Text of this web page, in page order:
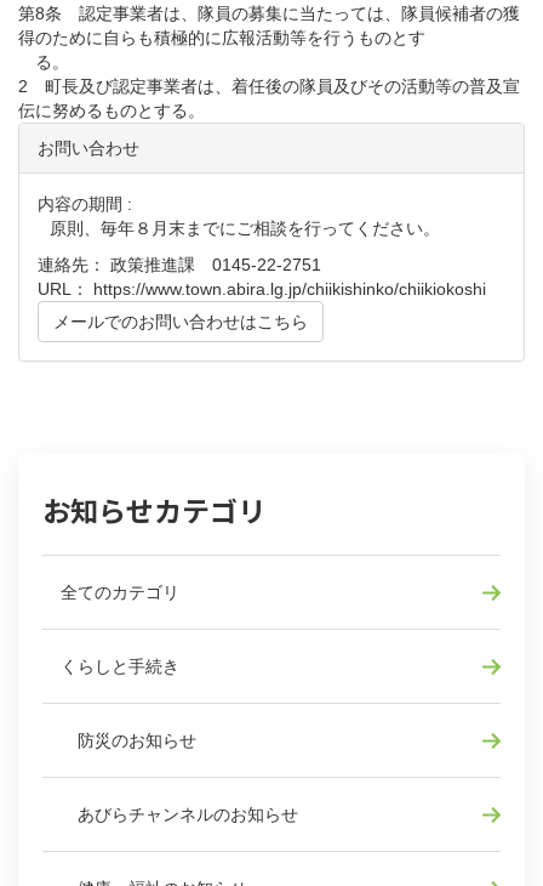
第8条 認定事業者は、隊員の募集に当たっては、隊員候補者の獲
得のために自らも積極的に広報活動等を行うものとす
る。
2 町長及び認定事業者は、着任後の隊員及びその活動等の普及宣
伝に努めるものとする。
お問い合わせ
内容の期間 :
原則、毎年８月末までにご相談を行ってください。
連絡先： 政策推進課 0145-22-2751
URL： https://www.town.abira.lg.jp/chiikishinko/chiikiokoshi
メールでのお問い合わせはこちら
お知らせカテゴリ
全てのカテゴリ
くらしと手続き
防災のお知らせ
あびらチャンネルのお知らせ